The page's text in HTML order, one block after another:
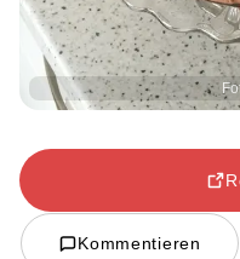
Kommentieren